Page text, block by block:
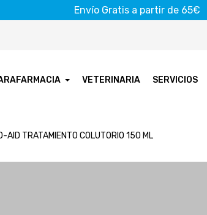
Envío Gratis a partir de 65€
VETERINARIA SERVICIOS
AID TRATAMIENTO COLUTORIO 150 ML